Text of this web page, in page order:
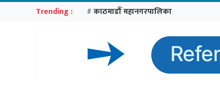
Trending : # काठमाडौँ महानगरपालिका